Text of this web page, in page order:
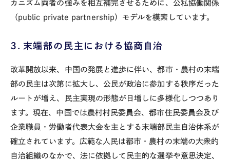
カニズム両者の強みを相互補完させるために、公私協働関係
（public private partnership）モデルを模索しています。
３．末端部の民主における協商自治
改革開放以来、中国の発展と進歩に伴い、都市・農村の末端
部の民主は次第に拡大し、公民が政治に参加する秩序だった
ルートが増え、民主実現の形態が日増しに多様化しつつあり
ます。現在、中国では農村村民委員会、都市住民委員会及び
企業職員・労働者代表大会を主とする末端部民主自治体系が
確立されています。広範な人民は都市・農村の末端の大衆的
自治組織のなかで、法に依拠して民主的な選挙や意思決定、